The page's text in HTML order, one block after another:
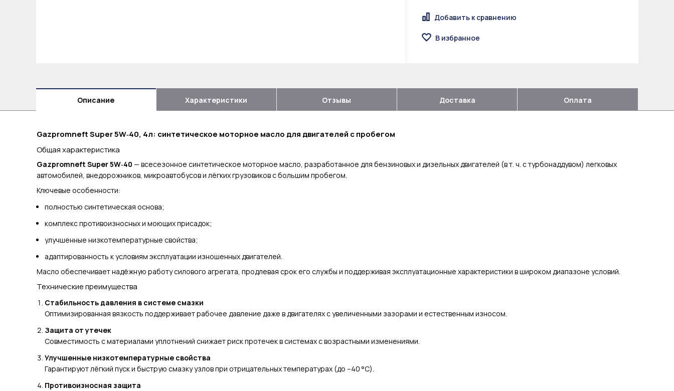
Добавить к сравнению
В избранное
Описание Характеристики Отзывы Доставка Оплата
Gazpromneft Super 5W‑40, 4л: синтетическое моторное масло для двигателей с пробегом
Общая характеристика
Gazpromneft Super 5W‑40 — всесезонное синтетическое моторное масло, разработанное для бензиновых и дизельных двигателей (в т. ч. с турбонаддувом) легковых
автомобилей, внедорожников, микроавтобусов и лёгких грузовиков с большим пробегом.
Ключевые особенности:
полностью синтетическая основа;
комплекс противоизносных и моющих присадок;
улучшенные низкотемпературные свойства;
адаптированность к условиям эксплуатации изношенных двигателей.
Масло обеспечивает надёжную работу силового агрегата, продлевая срок его службы и поддерживая эксплуатационные характеристики в широком диапазоне условий.
Технические преимущества
Стабильность давления в системе смазки
Оптимизированная вязкость поддерживает рабочее давление даже в двигателях с увеличенными зазорами и естественным износом.
Защита от утечек
Совместимость с материалами уплотнений снижает риск протечек в системах с возрастными изменениями.
Улучшенные низкотемпературные свойства
Гарантируют лёгкий пуск и быструю смазку узлов при отрицательных температурах (до –40 °C).
Противоизносная защита